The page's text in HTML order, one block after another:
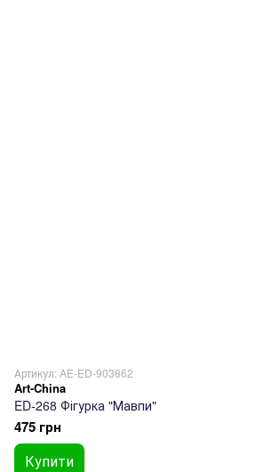
Артикул: AE-ED-903862
Art-China
ED-268 Фігурка "Мавпи"
475 грн
Купити